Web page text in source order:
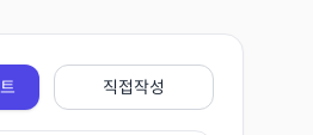
직접작성